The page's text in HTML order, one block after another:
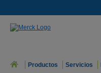
Productos Servicios